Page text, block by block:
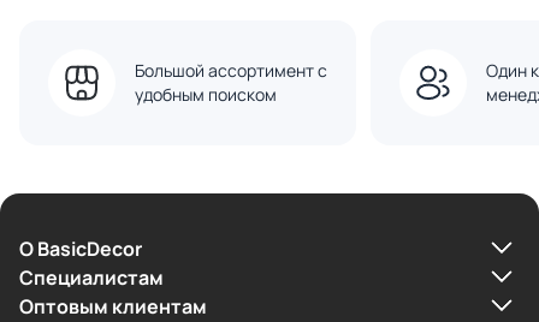
Большой ассортимент с
удобным поиском
Один
О BasicDecor
Cпециалистам
Оптовым клиентам